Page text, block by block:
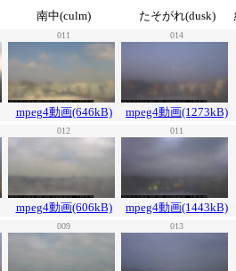
南中(culm) たそがれ(dusk)
011 014
mpeg4動画(646kB) mpeg4動画(1273kB)
012 011
mpeg4動画(606kB) mpeg4動画(1443kB)
009 013